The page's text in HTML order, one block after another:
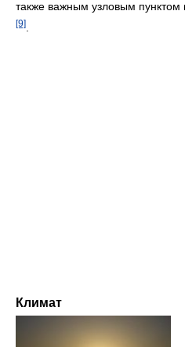
также важным узловым
[9]
Климат